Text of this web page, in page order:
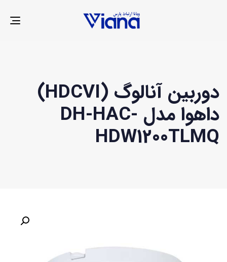
دوربین آنالوگ (HDCVI)
داهوا مدل DH-HAC-
HDW1200TLMQ